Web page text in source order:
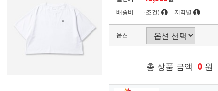
배송비 (조건) 지역별
옵션
총 상품 금액 0 원